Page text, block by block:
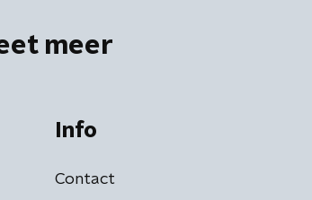
meer
Info
Contact